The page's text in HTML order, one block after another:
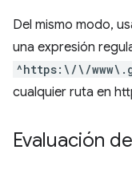
Del mismo modo,
una expresión
^https:\/\/
cualquier ruta en
Evaluación